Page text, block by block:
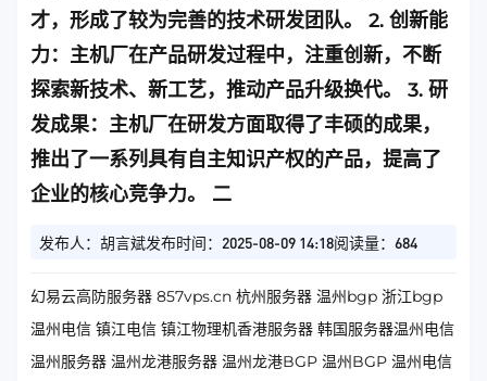
才，形成了较为完善的技术研发团队。 2. 创新能
力：主机厂在产品研发过程中，注重创新，不断
探索新技术、新工艺，推动产品升级换代。 3. 研
发成果：主机厂在研发方面取得了丰硕的成果，
推出了一系列具有自主知识产权的产品，提高了
企业的核心竞争力。 二
发布人：胡言斌发布时间：2025-08-09 14:18阅读量：684
幻易云高防服务器 857vps.cn 杭州服务器 温州bgp 浙江bgp
温州电信 镇江电信 镇江物理机香港服务器 韩国服务器温州电信
温州服务器 温州龙港服务器 温州龙港BGP 温州BGP 温州电信